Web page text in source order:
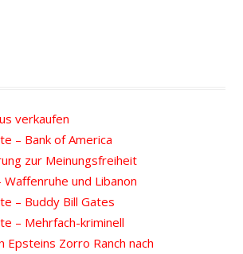
verkaufen
– Bank of America
zur Meinungsfreiheit
und Libanon
– Buddy Bill Gates
– Mehrfach-kriminell
Epsteins Zorro Ranch nach